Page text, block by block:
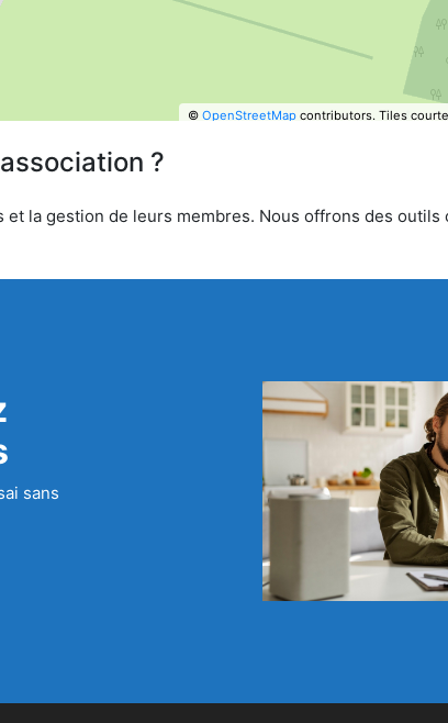
© OpenStreetMapcontributors. Tiles
?
la gestion de leurs membres. Nous offrons des
sans